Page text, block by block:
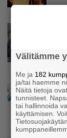
Välitämme
Me ja 182
ja/tai haemme
Näitä tietoja
tunnisteet.
tai hallinnoida
käyttämisen.